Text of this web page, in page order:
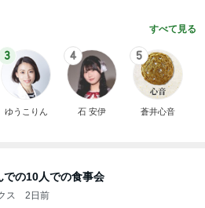
すべて見る
3
ゆうこりん
4
石 安伊
5
蒼井心音
での10人での食事会
ス 2日前